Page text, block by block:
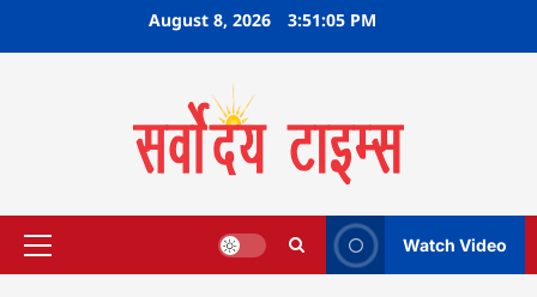
August 8, 2026 3:51:05 PM
Primary
Watch Video